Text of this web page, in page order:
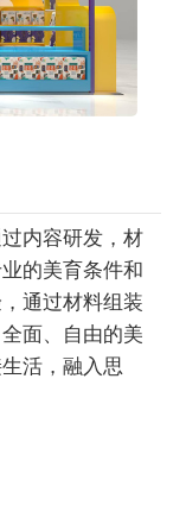
内容研发，材
的美育条件和
通过材料组装
面、自由的美
活，融入思